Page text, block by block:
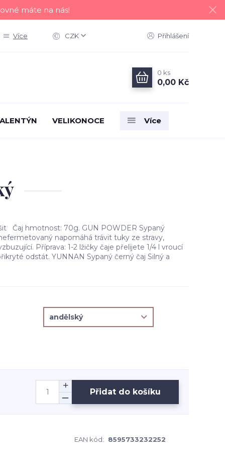
máte na nás!
Více CZK Přihlášení
0 ks
0,00 Kč
VELIKONOCE Více
Čaj hmotnost: 70g. GUN POWDER Sypaný
napomáhá trávit tuky ze stravy,
Příprava: 1-2 lžičky čaje přelijete 1/4 l vroucí
odstát. YUNNAN Sypaný černý čaj Silný a
Přidat do košíku
EAN kód: 8595733232252